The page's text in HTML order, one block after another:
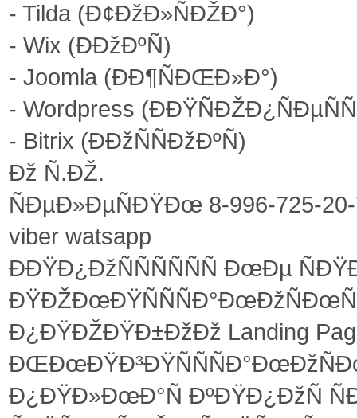
- Tilda (Ð¢ÐžÐ»ÑÐŽÐ°)
- Wix (ÐÐžÐºÑ)
- Joomla (ÐÐ¶ÑÐŒÐ»Ð°)
- Wordpress
- Bitrix (ÐÐžÑÑÐžÐºÑ)
Ðž Ñ.ÐŽ.
ÑÐµÐ»ÐµÑÐŸÐœ 8-996-725-
viber watsapp
ÐÐŸÐ¿ÐžÑÑÑÑÑÑ ÐœÐµ
Ð¿ÐŸÐŽÐŸÐ±ÐžÐž Landing
Ð¿ÐŸÐ»ÐœÐ°Ñ ÐºÐŸÐ¿ÐžÑ